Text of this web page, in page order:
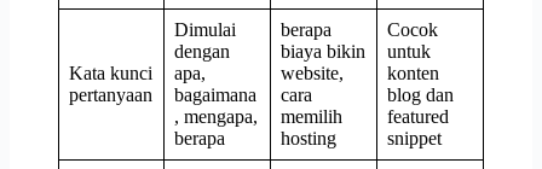
Kata kunci
pertanyaan
Dimulai
dengan
apa,
bagaimana
, mengapa,
berapa
berapa
biaya bikin
website,
cara
memilih
hosting
Cocok
untuk
konten
blog dan
featured
snippet